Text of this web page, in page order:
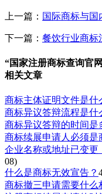
上一篇： 国际商标与国
下一篇： 餐饮行业商标
“国家注册商标查询官
相关文章
商标主体证明文件是什
商标异议答辩流程是什
商标异议答辩的时间是
商标续展申请人必须是
企业名称或地址已变更
08)
什么是商标无效宣告？
商标撤三申请需要什么